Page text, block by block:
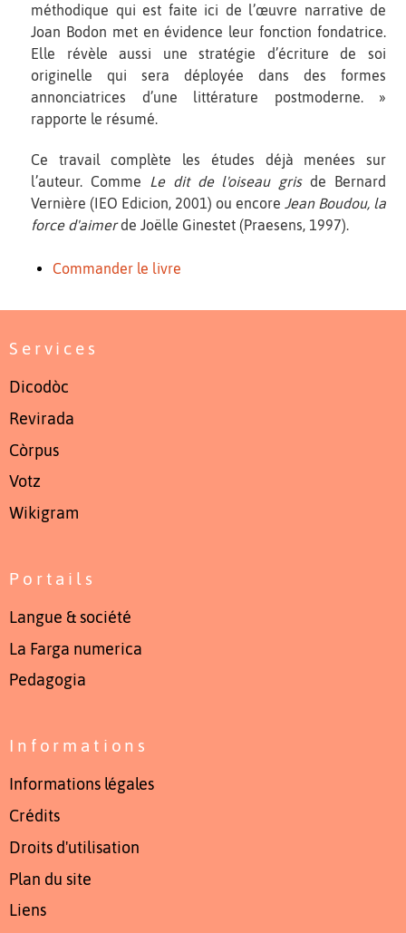
méthodique qui est faite ici de l’œuvre narrative de
Joan Bodon met en évidence leur fonction fondatrice.
Elle révèle aussi une stratégie d’écriture de soi
originelle qui sera déployée dans des formes
annonciatrices d’une littérature postmoderne. »
rapporte le résumé.
Ce travail complète les études déjà menées sur
l’auteur. Comme
Le dit de l'oiseau grisde Bernard
Vernière (IEO Edicion, 2001) ou encore Jean Boudou, la
force d'aimerde Joëlle Ginestet (Praesens, 1997).
Commander le livre
Services
Dicodòc
Revirada
Còrpus
Votz
Wikigram
Portails
Langue & société
La Farga numerica
Pedagogia
Informations
Informations légales
Crédits
Droits d'utilisation
Plan du site
Liens